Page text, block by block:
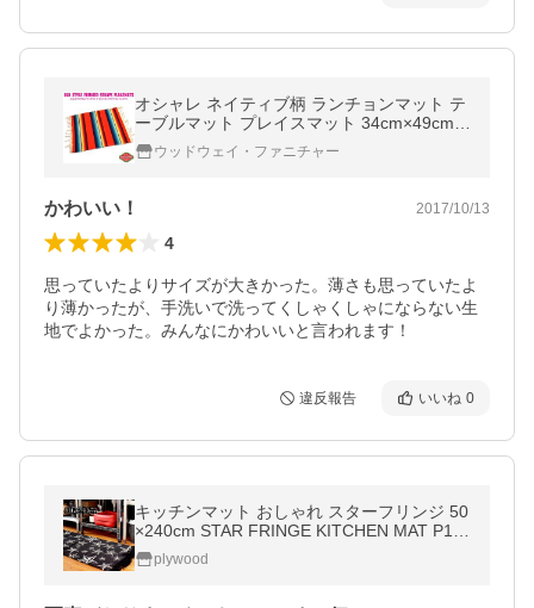
オシャレ ネイティブ柄 ランチョンマット テ
ーブルマット プレイスマット 34cm×49cm
(ブライトレッド) エルパソ サドルブランケ
ット ファイヤー＆アイス サラペ
ウッドウェイ・ファニチャー
かわいい！ 2017/10/13
4
思っていたよりサイズが大きかった。薄さも思っていたよ
り薄かったが、手洗いで洗ってくしゃくしゃにならない生
地でよかった。みんなにかわいいと言われます！
違反報告 いいね 0
キッチンマット おしゃれ スターフリンジ 50
×240cm STAR FRINGE KITCHEN MAT P10
倍 plywood